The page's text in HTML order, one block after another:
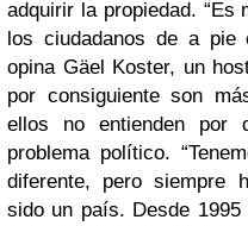
adquirir la propiedad. “Es
los ciudadanos de a pie
opina Gäel Koster, un
por consiguiente son
ellos no entienden por
problema político.
diferente, pero siempre
sido un país. Desde 1995